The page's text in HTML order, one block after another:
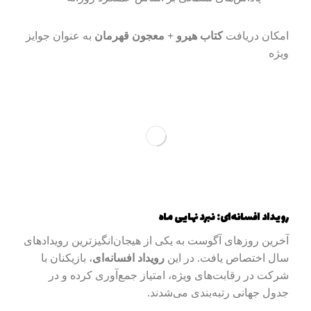
امکان دریافتکتاب هیرو + معجون قهرمان به عنوان جوایز
ویژه
رویداد افسانه‌ای: نبرد نهایی ماه
آخرین روزهای آگوست به یکی از هیجان‌انگیزترین رویدادهای
سال اختصاص یافت. در اینرویداد افسانه‌ای، بازیکنان با
شرکت در رقابت‌های ویژه، امتیاز جمع‌آوری کرده و در
جدول جهانی رتبه‌بندی می‌شدند.